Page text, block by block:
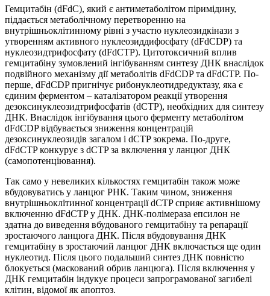
Гемцитабін (dFdC), який є антиметаболітом піримідину,
піддається метаболічному перетворенню на
внутрішньоклітинному рівні з участю нуклеозидкінази з
утворенням активного нуклеозиддифосфату (dFdCDP) та
нуклеозидтрифосфату (dFdCTP). Цитотоксичний вплив
гемцитабіну зумовлений інгібуванням синтезу ДНК внаслідок
подвійного механізму дії метаболітів dFdCDP та dFdCTP. По-
перше, dFdCDP пригнічує рибонуклеотидредуктазу, яка є
єдиним ферментом – каталізатором реакції утворення
дезоксинуклеозидтрифосфатів (dCTP), необхідних для синтезу
ДНК. Внаслідок інгібування цього ферменту метаболітом
dFdCDP відбувається зниження концентрацій
дезоксинуклеозидів загалом і dCTP зокрема. По-друге,
dFdCTP конкурує з dCTP за включення у ланцюг ДНК
(самопотенціювання).
Так само у невеликих кількостях гемцитабін також може
вбудовуватись у ланцюг РНК. Таким чином, зниження
внутрішньоклітинної концентрації dCTP сприяє активнішому
включенню dFdCTP у ДНК. ДНК-полімераза епсилон не
здатна до виведення вбудованого гемцитабіну та репарації
зростаючого ланцюга ДНК. Після вбудовування ДНК
гемцитабіну в зростаючий ланцюг ДНК включається ще один
нуклеотид. Після цього подальший синтез ДНК повністю
блокується (маскований обрив ланцюга). Після включення у
ДНК гемцитабін індукує процеси запрограмованої загибелі
клітин, відомої як апоптоз.